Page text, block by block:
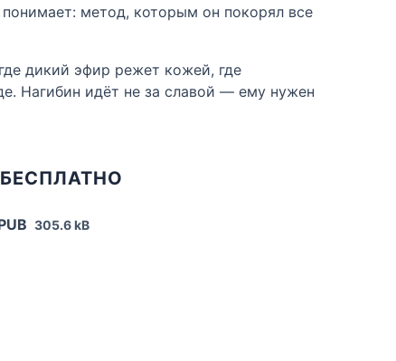
метод, которым он покорял все
дикий эфир режет кожей, где
Нагибин идёт не за славой — ему нужен
305.6 kB